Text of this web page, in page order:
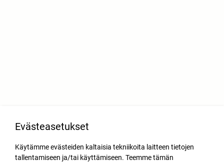
Evästeasetukset
Käytämme evästeiden kaltaisia tekniikoita laitteen tietojen
tallentamiseen ja/tai käyttämiseen. Teemme tämän